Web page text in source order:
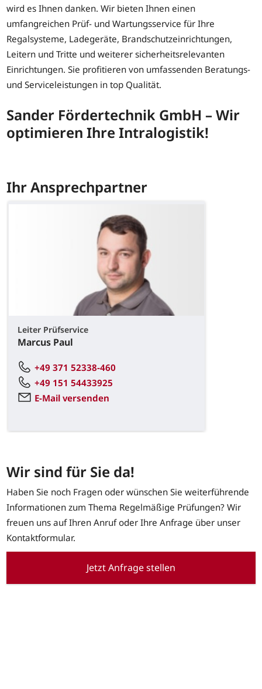
wird es Ihnen danken. Wir bieten Ihnen einen
umfangreichen Prüf- und Wartungsservice für Ihre
Regalsysteme, Ladegeräte, Brandschutzeinrichtungen,
Leitern und Tritte und weiterer sicherheitsrelevanten
Einrichtungen. Sie profitieren von umfassenden Beratungs-
und Serviceleistungen in top Qualität.
Sander Fördertechnik GmbH – Wir
optimieren Ihre Intralogistik!
Ihr Ansprechpartner
Leiter Prüfservice
Marcus Paul
+49 371 52338-460
+49 151 54433925
E-Mail versenden
Wir sind für Sie da!
Haben Sie noch Fragen oder wünschen Sie weiterführende
Informationen zum Thema Regelmäßige Prüfungen? Wir
freuen uns auf Ihren Anruf oder Ihre Anfrage über unser
Kontaktformular.
Jetzt Anfrage stellen